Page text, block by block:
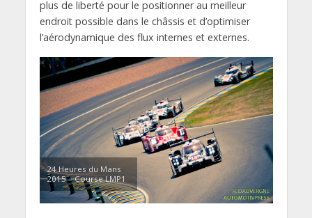
plus de liberté pour le positionner au meilleur
endroit possible dans le châssis et d’optimiser
l’aérodynamique des flux internes et externes.
24 Heures du Mans
2015 – Course LMP1